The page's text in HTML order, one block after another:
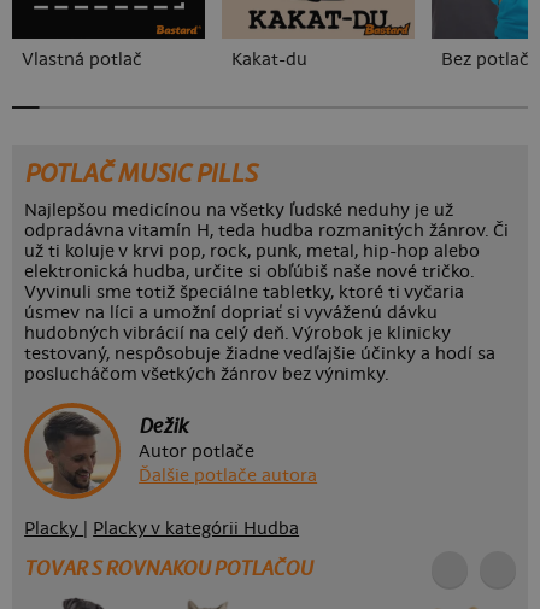
Vlastná potlač Kakat-du Bez potlače
POTLAČ MUSIC PILLS
Najlepšou medicínou na všetky ľudské neduhy je už
odpradávna vitamín H, teda hudba rozmanitých žánrov. Či
už ti koluje v krvi pop, rock, punk, metal, hip-hop alebo
elektronická hudba, určite si obľúbiš naše nové tričko.
Vyvinuli sme totiž špeciálne tabletky, ktoré ti vyčaria
úsmev na líci a umožní dopriať si vyváženú dávku
hudobných vibrácií na celý deň. Výrobok je klinicky
testovaný, nespôsobuje žiadne vedľajšie účinky a hodí sa
poslucháčom všetkých žánrov bez výnimky.
Dežik
Autor potlače
Ďalšie potlače autora
Placky Placky v kategórii Hudba
TOVAR S ROVNAKOU POTLAČOU